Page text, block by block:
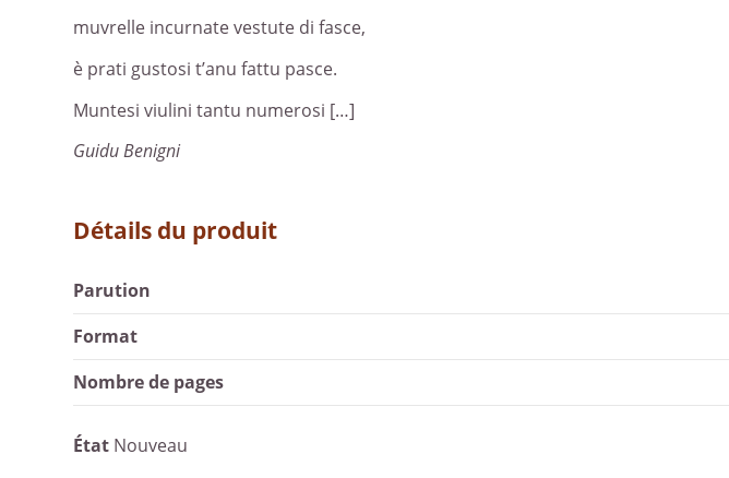
muvrelle incurnate vestute di fasce,
è prati gustosi t’anu fattu pasce.
Muntesi viulini tantu numerosi […]
Guidu Benigni
Détails du produit
Parution
Format
Nombre de pages
État Nouveau